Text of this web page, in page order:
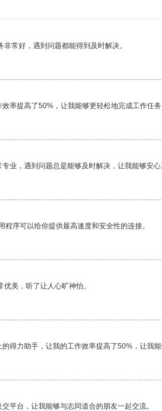
非常好，遇到问题都能得到及时解决。
率提高了50%，让我能够更轻松地完成工作任
业，遇到问题总是能够及时解决，让我能够安心
程序可以给你提供最高速度和安全性的连接。
美，听了让人心旷神怡。
得力助手，让我的工作效率提高了50%，让我能
平台，让我能够与志同道合的朋友一起交流。